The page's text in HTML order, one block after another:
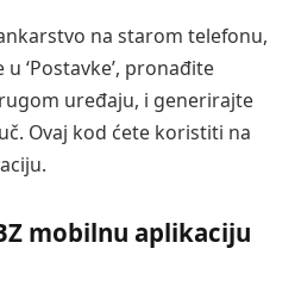
na starom telefonu,
‘Postavke’, pronađite
uređaju, i generirajte
Ovaj kod ćete koristiti na
mobilnu aplikaciju